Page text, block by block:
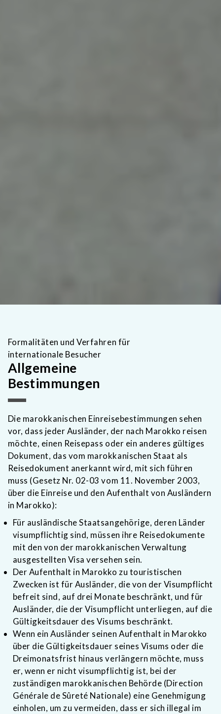
Formalitäten und Verfahren für
internationale Besucher
Allgemeine
Bestimmungen
Die marokkanischen Einreisebestimmungen sehen
vor, dass jeder Ausländer, der nach Marokko reisen
möchte, einen Reisepass oder ein anderes gültiges
Dokument, das vom marokkanischen Staat als
Reisedokument anerkannt wird, mit sich führen
muss (Gesetz Nr. 02-03 vom 11. November 2003,
über die Einreise und den Aufenthalt von Ausländern
in Marokko):
Für ausländische Staatsangehörige, deren Länder
visumpflichtig sind, müssen ihre Reisedokumente
mit den von der marokkanischen Verwaltung
ausgestellten Visa versehen sein.
Der Aufenthalt in Marokko zu touristischen
Zwecken ist für Ausländer, die von der Visumpflicht
befreit sind, auf drei Monate beschränkt, und für
Ausländer, die der Visumpflicht unterliegen, auf die
Gültigkeitsdauer des Visums beschränkt.
Wenn ein Ausländer seinen Aufenthalt in Marokko
über die Gültigkeitsdauer seines Visums oder die
Dreimonatsfrist hinaus verlängern möchte, muss
er, wenn er nicht visumpflichtig ist, bei der
zuständigen marokkanischen Behörde (Direction
Générale de Sûreté Nationale) eine Genehmigung
einholen, um zu vermeiden, dass er sich illegal im